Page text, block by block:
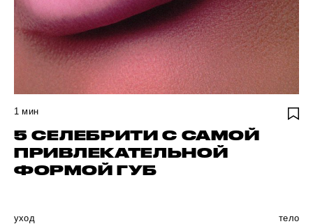
1 мин
5 СЕЛЕБРИТИ С САМОЙ
ПРИВЛЕКАТЕЛЬНОЙ
ФОРМОЙ ГУБ
уход тело